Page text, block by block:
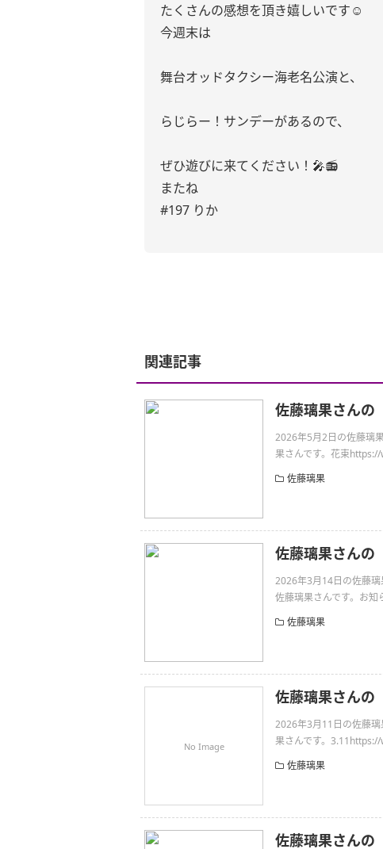
たくさんの感想を頂き嬉しいです☺️
今週末は
舞台オッドタクシー海老名公演と、
らじらー！サンデーがあるので、
ぜひ遊びに来てください！🎤📻
またね
#197 りか
関連記事
佐藤璃果さんの
2026年5月2日の佐藤璃
果さんです。花束
佐藤璃果
佐藤璃果さんの
2026年3月14日の佐藤
佐藤璃果さんです。お
佐藤璃果
No Image
佐藤璃果さんの
2026年3月11日の佐藤
果さんです。
佐藤璃果
佐藤璃果さんの